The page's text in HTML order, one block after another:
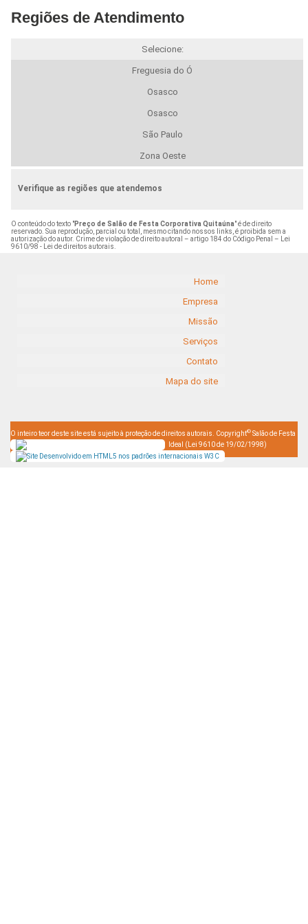
Regiões de Atendimento
Selecione:
Freguesia do Ó
Osasco
Osasco
São Paulo
Zona Oeste
Verifique as regiões que atendemos
O conteúdo do texto "Preço de Salão de Festa Corporativa Quitaúna" é de direito
reservado. Sua reprodução, parcial ou total, mesmo citando nossos links, é proibida sem a
autorização do autor. Crime de violação de direito autoral – artigo 184 do Código Penal –
Lei
9610/98 - Lei de direitos autorais
Home
Empresa
Missão
Serviços
Contato
Mapa do site
O inteiro teor deste site está sujeito à proteção de direitos autorais. Copyright© Salão de Festa
Ideal (Lei 9610 de 19/02/1998)